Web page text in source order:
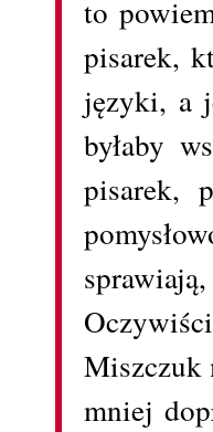
to
pisarek,
języki, a
byłaby
pisarek,
Miszczuk
mniej